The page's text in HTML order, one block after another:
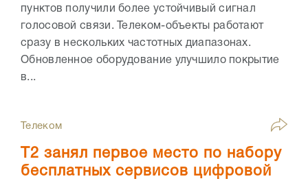
пунктов получили более устойчивый сигнал
голосовой связи. Телеком-объекты работают
сразу в нескольких частотных диапазонах.
Обновленное оборудование улучшило покрытие
в...
Телеком
Т2 занял первое место по набору
бесплатных сервисов цифровой